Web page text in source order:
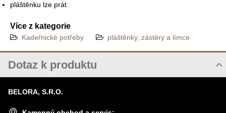
pláštěnku lze prát
Více z kategorie
Kadeřnické potřeby pláštěnky, zástěry a límce
Dotaz k produktu
JMÉNO
BELORA, S.R.O.